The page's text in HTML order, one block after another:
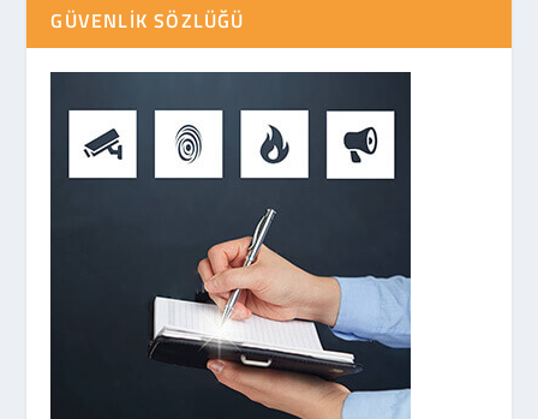
GÜVENLIK SÖZLÜĞÜ